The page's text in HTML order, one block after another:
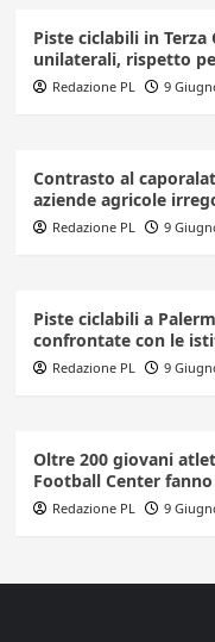
Piste ciclabili in Terza
unilaterali, rispetto
Redazione PL 9
Contrasto al
aziende agricole
Redazione PL 9
Piste ciclabili a
confrontate con le
Redazione PL 9
Oltre 200 giovani
Football Center
Redazione PL 9